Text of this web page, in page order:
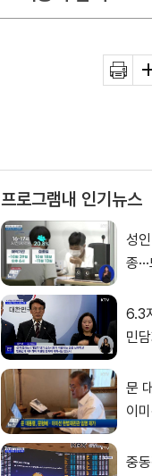
프로그램내 인기뉴스
성
종
6.3
민
문
이
중